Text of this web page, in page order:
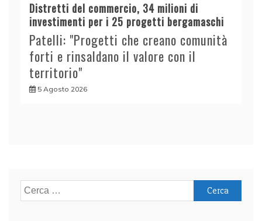
Distretti del commercio, 34 milioni di
investimenti per i 25 progetti bergamaschi
Patelli: "Progetti che creano comunità
forti e rinsaldano il valore con il
territorio"
5 Agosto 2026
Ricerca
per: